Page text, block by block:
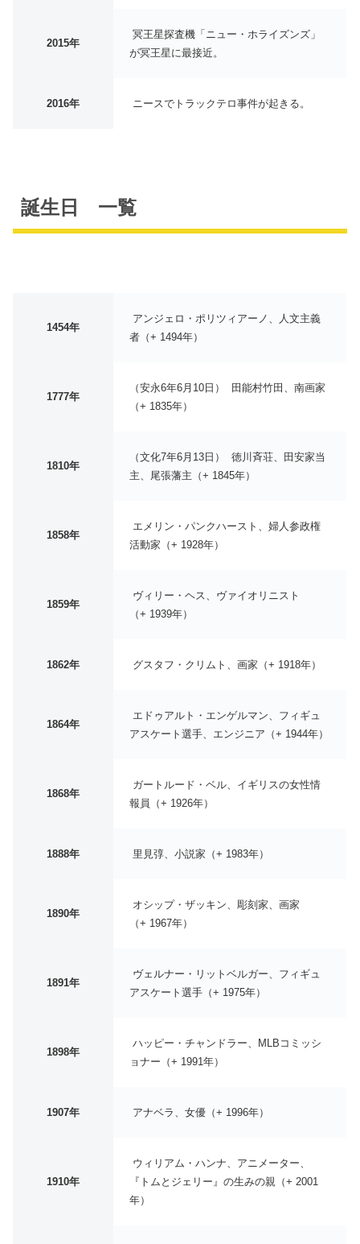
2015年
冥王星探査機「ニュー・ホライズンズ」
が冥王星に最接近。
2016年 ニースでトラックテロ事件が起きる。
誕生日 一覧
1454年
アンジェロ・ポリツィアーノ、人文主義
者（+ 1494年）
1777年
（安永6年6月10日） 田能村竹田、南画家
（+ 1835年）
1810年
（文化7年6月13日） 徳川斉荘、田安家当
主、尾張藩主（+ 1845年）
1858年
エメリン・パンクハースト、婦人参政権
活動家（+ 1928年）
1859年
ヴィリー・ヘス、ヴァイオリニスト
（+ 1939年）
1862年 グスタフ・クリムト、画家（+ 1918年）
1864年
エドゥアルト・エンゲルマン、フィギュ
アスケート選手、エンジニア（+ 1944年）
1868年
ガートルード・ベル、イギリスの女性情
報員（+ 1926年）
1888年 里見弴、小説家（+ 1983年）
1890年
オシップ・ザッキン、彫刻家、画家
（+ 1967年）
1891年
ヴェルナー・リットベルガー、フィギュ
アスケート選手（+ 1975年）
1898年
ハッピー・チャンドラー、MLBコミッシ
ョナー（+ 1991年）
1907年 アナベラ、女優（+ 1996年）
1910年
ウィリアム・ハンナ、アニメーター、
『トムとジェリー』の生みの親（+ 2001
年）